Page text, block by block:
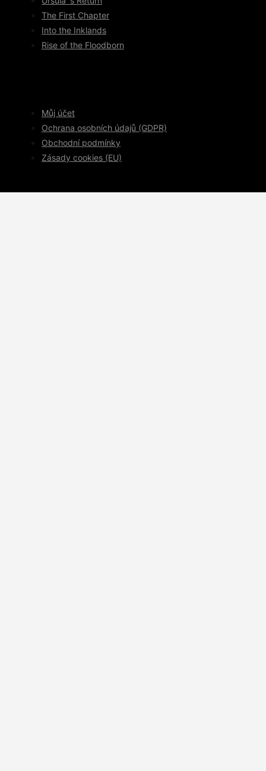
The First Chapter
Into the Inklands
Rise of the Floodborn
Můj účet
Ochrana osobních údajů (GDPR)
Obchodní podmínky
Zásady cookies (EU)